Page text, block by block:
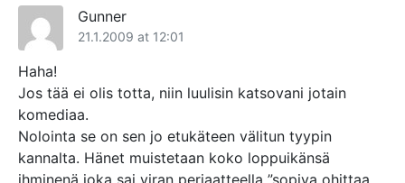
Gunner
21.1.2009 at 12:01
Haha!
Jos tää ei olis totta, niin luulisin katsovani jotain
komediaa.
Nolointa se on sen jo etukäteen välitun tyypin
kannalta. Hänet muistetaan koko loppuikänsä
ihminenä joka sai viran periaatteella ”sopiva ohittaa